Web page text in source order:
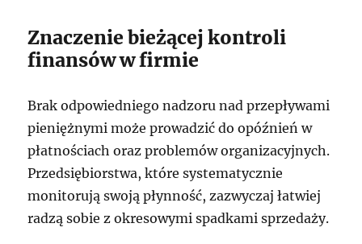
Znaczenie bieżącej kontroli
finansów w firmie
Brak odpowiedniego nadzoru nad przepływami
pieniężnymi może prowadzić do opóźnień w
płatnościach oraz problemów organizacyjnych.
Przedsiębiorstwa, które systematycznie
monitorują swoją płynność, zazwyczaj łatwiej
radzą sobie z okresowymi spadkami sprzedaży.